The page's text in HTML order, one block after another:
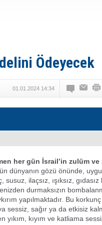
Ödeyecek
01.01.2024 14:34
her gün İsrail’in zulüm ve
dünyanın gözü önünde,
ilaçsız, ışıksız, gıdasız
durmaksızın
yapılmaktadır. Bu
sessiz, sağır ya da etkisiz
yıkım, kıyım ve katliama